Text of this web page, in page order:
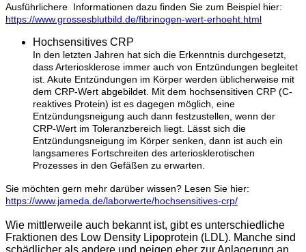
Ausführlichere Informationen dazu finden Sie zum Beispiel hier:
https://www.grossesblutbild.de/fibrinogen-wert-erhoeht.html
Hochsensitives CRP
In den letzten Jahren hat sich die Erkenntnis durchgesetzt,
dass Arteriosklerose immer auch von Entzündungen begleitet
ist. Akute Entzündungen im Körper werden üblicherweise mit
dem CRP-Wert abgebildet. Mit dem hochsensitiven CRP (C-
reaktives Protein) ist es dagegen möglich, eine
Entzündungsneigung auch dann festzustellen, wenn der
CRP-Wert im Toleranzbereich liegt. Lässt sich die
Entzündungsneigung im Körper senken, dann ist auch ein
langsameres Fortschreiten des arteriosklerotischen
Prozesses in den Gefäßen zu erwarten.
Sie möchten gern mehr darüber wissen? Lesen Sie hier:
https://www.jameda.de/laborwerte/hochsensitives-crp/
Wie mittlerweile auch bekannt ist, gibt es unterschiedliche
Fraktionen des Low Density Lipoprotein (LDL). Manche sind
schädlicher als andere und neigen eher zur Anlagerung an